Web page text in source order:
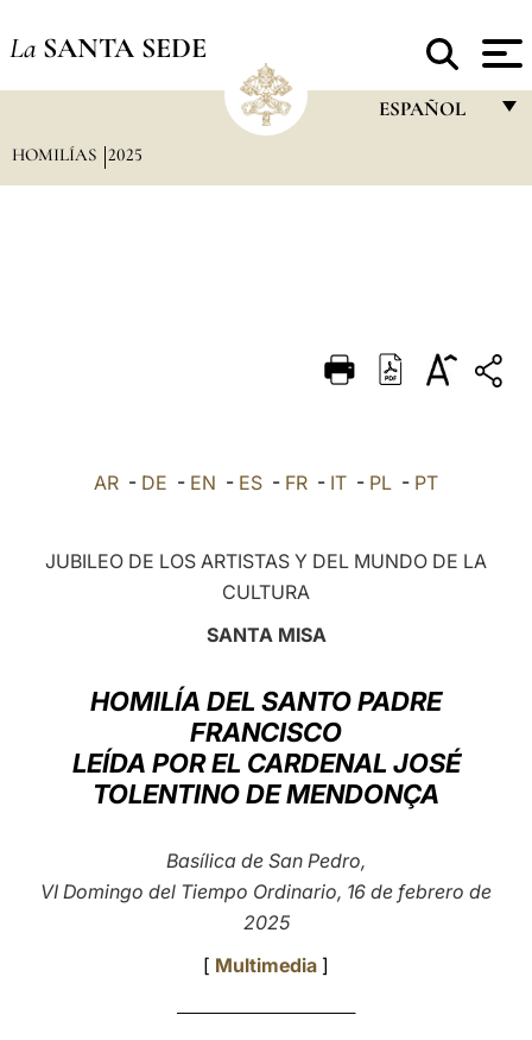
La SANTA SEDE
ESPAÑOL
DEUTSCH
العربيّة
LATINE
HOMILÍAS 2025
AR - DE - EN - ES - FR - IT - PL - PT
JUBILEO DE LOS ARTISTAS Y DEL MUNDO DE LA
CULTURA
SANTA MISA
HOMILÍA DEL SANTO PADRE
FRANCISCO
LEÍDA POR EL CARDENAL JOSÉ
TOLENTINO DE MENDONÇA
Basílica de San Pedro,
VI Domingo del Tiempo Ordinario, 16 de febrero de
2025
[ Multimedia ]